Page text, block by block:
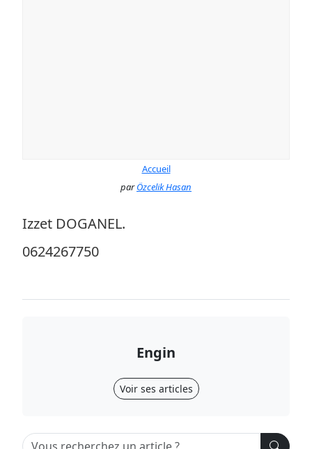
Accueil
parÖzcelik Hasan
Izzet DOGANEL.
0624267750
Engin
Voir ses articles